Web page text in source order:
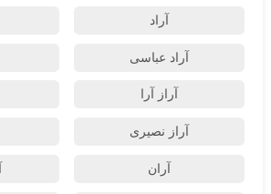
آراد
آراد عباسی
آراز آرا
آراز نصیری
آران